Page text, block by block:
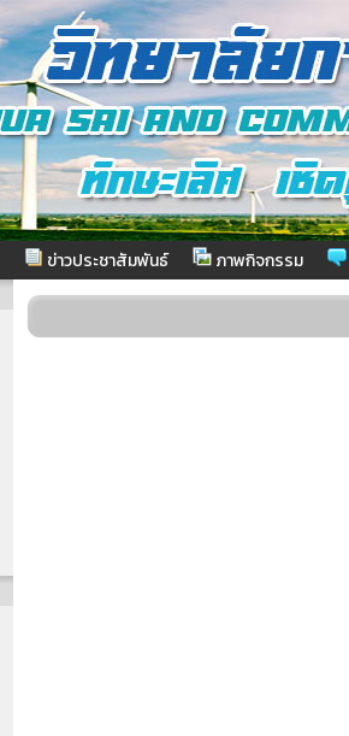
ข่าวประชาสัมพันธ์ ภาพกิจกรรม